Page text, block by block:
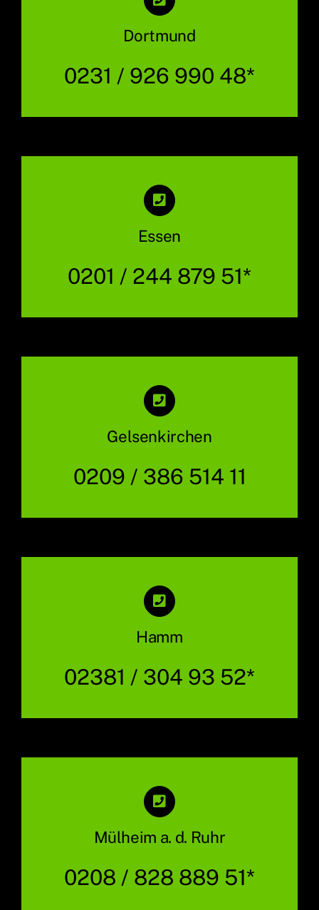
Dortmund
0231 / 926 990 48*
Essen
0201 / 244 879 51*
Gelsenkirchen
0209 / 386 514 11
Hamm
02381 / 304 93 52*
Mülheim a. d. Ruhr
0208 / 828 889 51*